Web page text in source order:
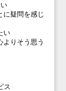
に疑問を感じ
い
りそう思う
ス